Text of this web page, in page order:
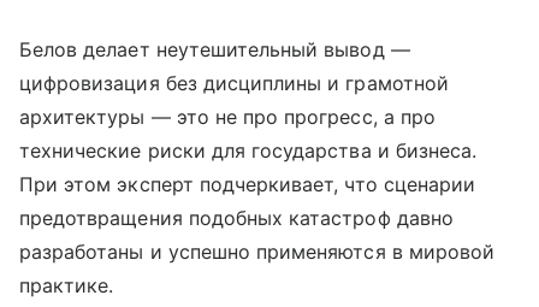
Белов делает неутешительный вывод —
цифровизация без дисциплины и грамотной
архитектуры — это не про прогресс, а про
технические риски для государства и бизнеса.
При этом эксперт подчеркивает, что сценарии
предотвращения подобных катастроф давно
разработаны и успешно применяются в мировой
практике.